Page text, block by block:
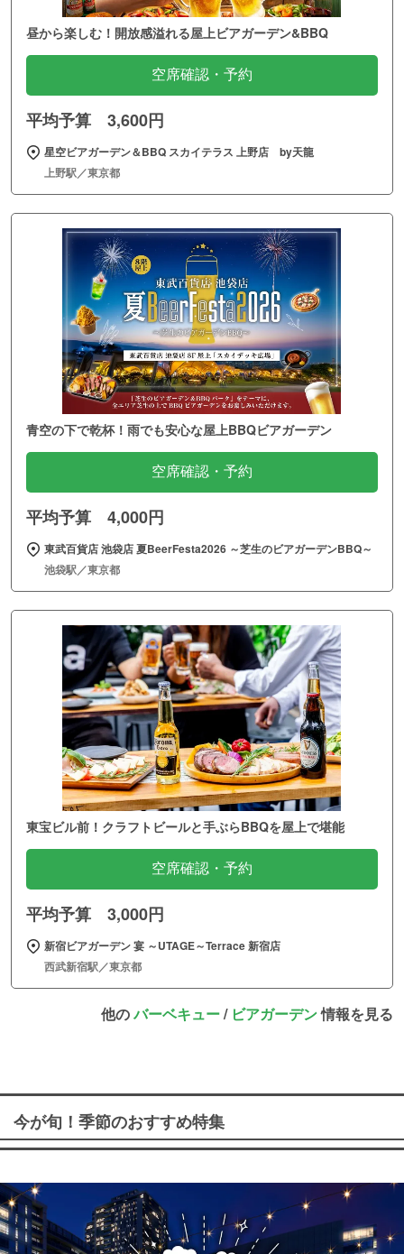
昼から楽しむ！開放感溢れる屋上ビアガーデン&BBQ
空席確認・予約
平均予算 3,600円
星空ビアガーデン＆BBQ スカイテラス 上野店 by天龍
上野駅／東京都
青空の下で乾杯！雨でも安心な屋上BBQビアガーデン
空席確認・予約
平均予算 4,000円
東武百貨店 池袋店 夏BeerFesta2026 ～芝生のビアガーデンBBQ～
池袋駅／東京都
東宝ビル前！クラフトビールと手ぶらBBQを屋上で堪能
空席確認・予約
平均予算 3,000円
新宿ビアガーデン 宴 ～UTAGE～Terrace 新宿店
西武新宿駅／東京都
他のバーベキュー/ ビアガーデン情報を見る
今が旬！季節のおすすめ特集